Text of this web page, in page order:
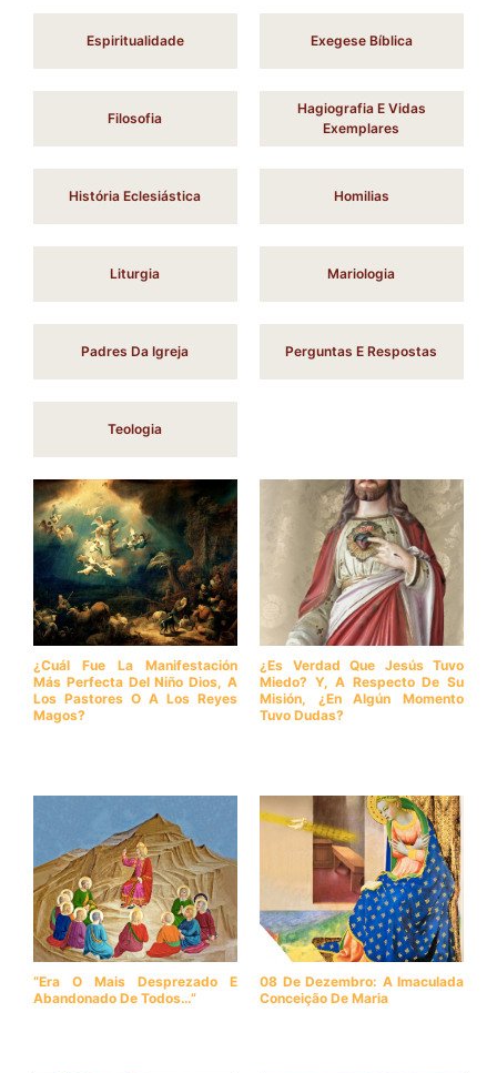
Espiritualidade Exegese Bíblica
Filosofia
Hagiografia E Vidas
Exemplares
História Eclesiástica Homilias
Liturgia Mariologia
Padres Da Igreja Perguntas E Respostas
Teologia
¿Cuál Fue La Manifestación
Más Perfecta Del Niño Dios, A
Los Pastores O A Los Reyes
Magos?
¿Es Verdad Que Jesús Tuvo
Miedo? Y, A Respecto De Su
Misión, ¿en Algún Momento
Tuvo Dudas?
“Era O Mais Desprezado E
Abandonado De Todos…”
08 De Dezembro: A Imaculada
Conceição De Maria